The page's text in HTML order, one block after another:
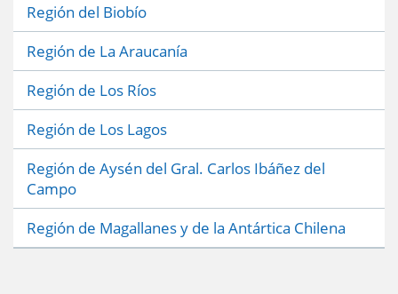
Región del Biobío
Región de La Araucanía
Región de Los Ríos
Región de Los Lagos
Región de Aysén del Gral. Carlos Ibáñez del
Campo
Región de Magallanes y de la Antártica Chilena